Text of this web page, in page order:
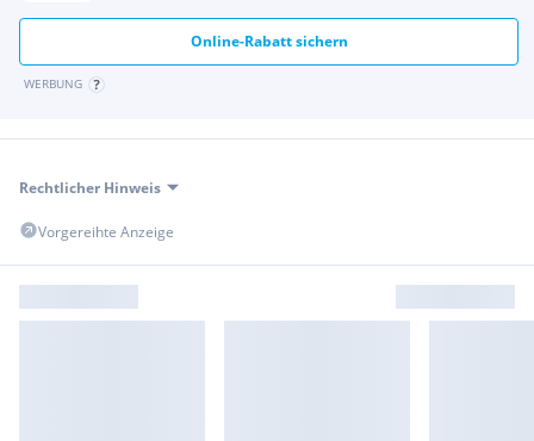
Online-Rabatt sichern
WERBUNG
Rechtlicher Hinweis
Vorgereihte Anzeige